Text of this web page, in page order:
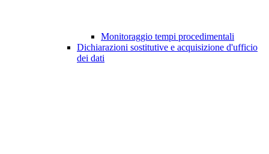
Monitoraggio tempi procedimentali
Dichiarazioni sostitutive e acquisizione d'ufficio
dei dati